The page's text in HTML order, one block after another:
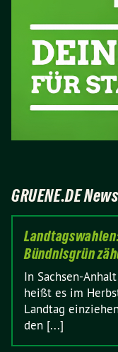
GRUENE.DE News
Bündnisgrün
In Sachsen-
heißt es im
Landtag
den [...]